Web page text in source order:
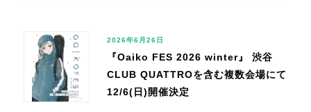
2026年6月26日
『Oaiko FES 2026 winter』 渋谷
CLUB QUATTROを含む複数会場にて
12/6(日)開催決定